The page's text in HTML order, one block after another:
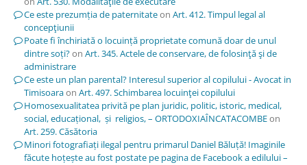
Ce este prezumția de paternitateon Art. 412. Timpul legal al
concepţiunii
Poate fi închiriată o locuință proprietate comună doar de unul
dintre soți?on Art. 345. Actele de conservare, de folosinţă şi de
administrare
Ce este un plan parental? Interesul superior al copilului - Avocat in
Timisoaraon Art. 497. Schimbarea locuinţei copilului
Homosexualitatea privită pe plan juridic, politic, istoric, medical,
social, educațional, și religios, – ORTODOXIAÎNCATACOMBEon
Art. 259. Căsătoria
Minori fotografiați ilegal pentru primarul Daniel Băluță! Imaginile
făcute hoțește au fost postate pe pagina de Facebook a edilului –